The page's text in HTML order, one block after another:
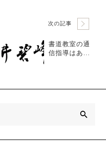
次の記事
書道教室の通
信指導はあり